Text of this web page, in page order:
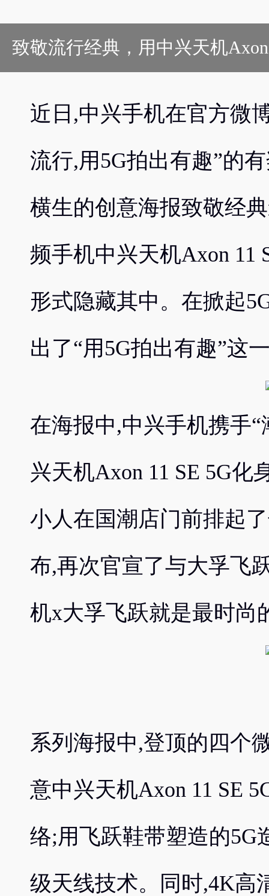
致敬流行经典，用中兴天机
近日,中兴手机在官方微
流行,用5G拍出有趣”的
横生的创意海报致敬经
频手机中兴天机Axon 11
形式隐藏其中。在掀起
出了“用5G拍出有趣”这
在海报中,中兴手机携手
兴天机Axon 11 SE 5G化
小人在国潮店门前排起
布,再次官宣了与大孚
机x大孚飞跃就是最时尚
系列海报中,登顶的四个
意中兴天机Axon 11 SE
络;用飞跃鞋带塑造的5G
级天线技术。同时,4K高